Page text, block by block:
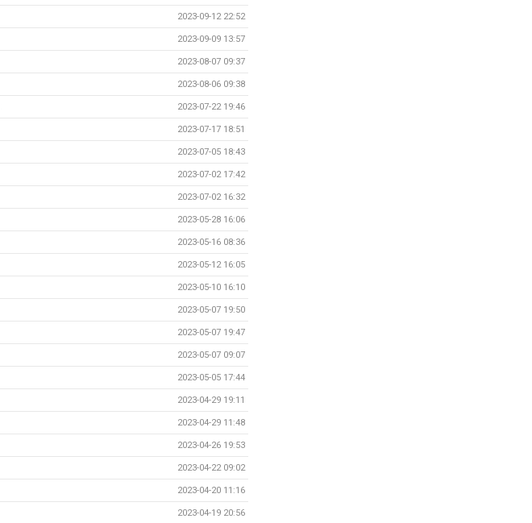
2023-09-12 22:52
2023-09-09 13:57
2023-08-07 09:37
2023-08-06 09:38
2023-07-22 19:46
2023-07-17 18:51
2023-07-05 18:43
2023-07-02 17:42
2023-07-02 16:32
2023-05-28 16:06
2023-05-16 08:36
2023-05-12 16:05
2023-05-10 16:10
2023-05-07 19:50
2023-05-07 19:47
2023-05-07 09:07
2023-05-05 17:44
2023-04-29 19:11
2023-04-29 11:48
2023-04-26 19:53
2023-04-22 09:02
2023-04-20 11:16
2023-04-19 20:56